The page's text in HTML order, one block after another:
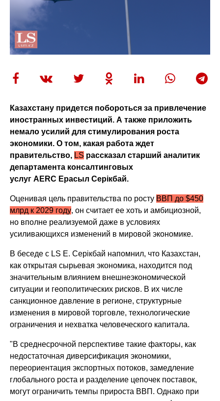
Казахстану придется побороться за привлечение
иностранных инвестиций. А также приложить
немало усилий для стимулирования роста
экономики. О том, какая работа ждет
правительство, LS рассказал старший аналитик
департамента консалтинговых
услуг AERC Ерасыл Серiкбай.
Оценивая цель правительства по росту ВВП до $450
млрд к 2029 году, он считает ее хоть и амбициозной,
но вполне реализуемой даже в условиях
усиливающихся изменений в мировой экономике.
В беседе с LS Е. Серiкбай напомнил, что Казахстан,
как открытая сырьевая экономика, находится под
значительным влиянием внешнеэкономической
ситуации и геополитических рисков. В их числе
санкционное давление в регионе, структурные
изменения в мировой торговле, технологические
ограничения и нехватка человеческого капитала.
"В среднесрочной перспективе такие факторы, как
недостаточная диверсификация экономики,
переориентация экспортных потоков, замедление
глобального роста и разделение цепочек поставок,
могут ограничить темпы прироста ВВП. Однако при